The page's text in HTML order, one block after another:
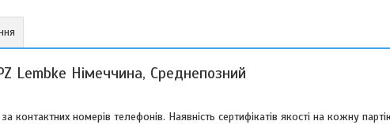
Lembke Німеччина, Среднепозний
контактних номерів телефонів. Наявність сертифікатів якості на кожну